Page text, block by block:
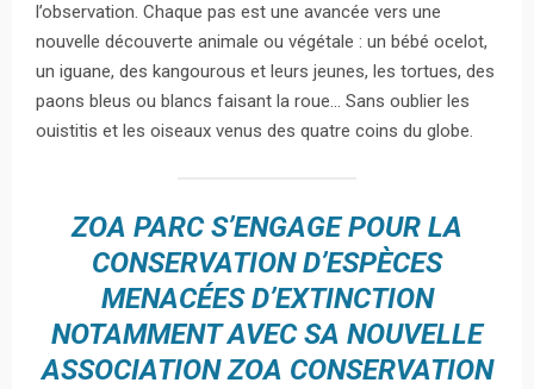
l’observation. Chaque pas est une avancée vers une
nouvelle découverte animale ou végétale : un bébé ocelot,
un iguane, des kangourous et leurs jeunes, les tortues, des
paons bleus ou blancs faisant la roue… Sans oublier les
ouistitis et les oiseaux venus des quatre coins du globe.
ZOA PARC S’ENGAGE POUR LA
CONSERVATION D’ESPÈCES
MENACÉES D’EXTINCTION
NOTAMMENT AVEC SA NOUVELLE
ASSOCIATION ZOA CONSERVATION